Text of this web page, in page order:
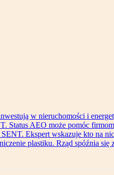
w nieruchomości i
Status AEO może pomóc firmom
Ekspert wskazuje kto na
plastiku. Rząd spóźnia się